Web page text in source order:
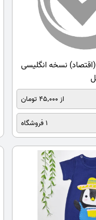
کتاب Economics (اقتصاد) نسخه انگلیسی
از 45,000 تومان
1 فروشگاه